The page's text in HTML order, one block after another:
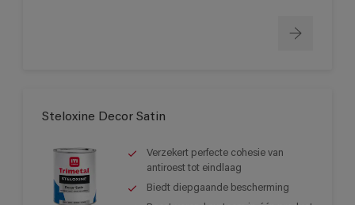
Steloxine Decor Satin
Verzekert perfecte cohesie van
antiroest tot eindlaag
Biedt diepgaande bescherming